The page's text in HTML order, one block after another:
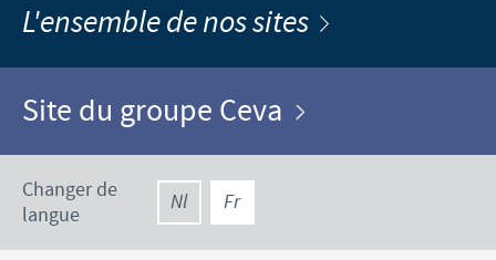
L'ensemble de nos sites
Site du groupe Ceva
Changer de
langue
Nl Fr